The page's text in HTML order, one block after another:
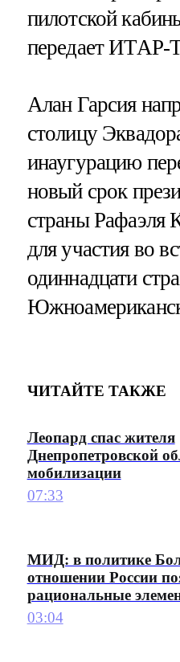
пилотской
передает
Алан Гарсия
столицу
инаугурацию
новый срок
страны Рафаэля
для участия во
одиннадцати
ЧИТАЙТЕ ТАКЖЕ
Леопард спас жителя
Днепропетровской
мобилизации
07:33
МИД: в политике
отношении России
рациональные
03:04